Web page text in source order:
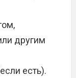
другим
есть).